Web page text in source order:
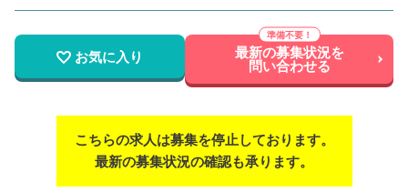
お気に入り 最新の募集状況を
問い合わせる
こちらの求人は募集を停止しております。
最新の募集状況の確認も承ります。